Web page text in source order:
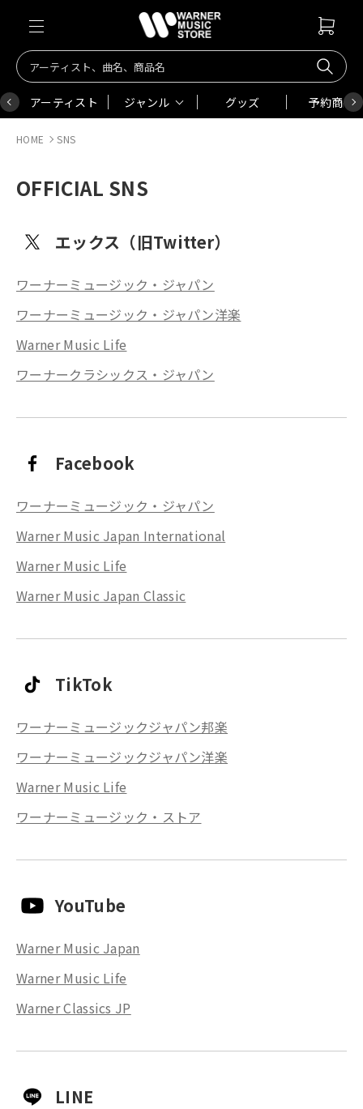
アーティスト ジャンル グッズ 予約商品
HOME SNS
OFFICIAL SNS
エックス（旧Twitter）
ワーナーミュージック・ジャパン
ワーナーミュージック・ジャパン洋楽
Warner Music Life
ワーナークラシックス・ジャパン
Facebook
ワーナーミュージック・ジャパン
Warner Music Japan International
Warner Music Life
Warner Music Japan Classic
TikTok
ワーナーミュージックジャパン邦楽
ワーナーミュージックジャパン洋楽
Warner Music Life
ワーナーミュージック・ストア
YouTube
Warner Music Japan
Warner Music Life
Warner Classics JP
LINE